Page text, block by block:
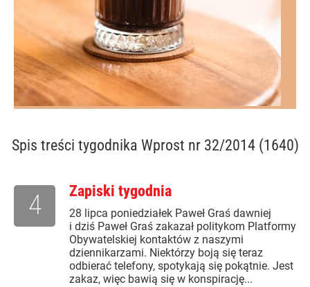
Spis treści tygodnika Wprost nr 32/2014 (1640)
Zapiski tygodnia
28 lipca poniedziałek Paweł Graś dawniej
i dziś Paweł Graś zakazał politykom Platformy
Obywatelskiej kontaktów z naszymi
dziennikarzami. Niektórzy boją się teraz
odbierać telefony, spotykają się pokątnie. Jest
zakaz, więc bawią się w konspirację...
4